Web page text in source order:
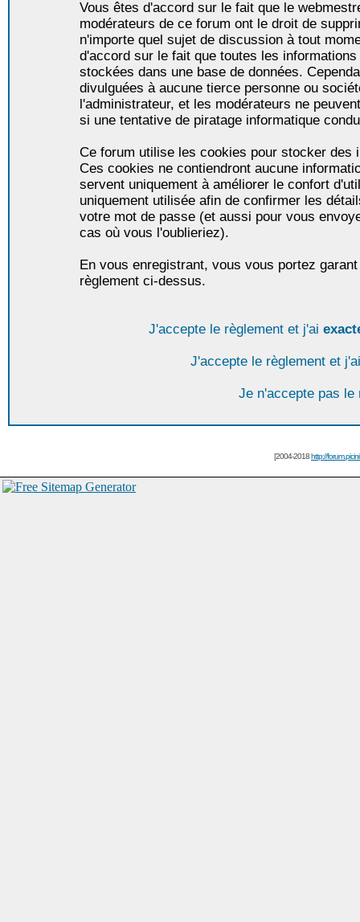
Vous êtes d'accord sur le fait que le
modérateurs de ce forum ont le droit de
n'importe quel sujet de discussion à tout
d'accord sur le fait que toutes les
stockées dans une base de données.
divulguées à aucune tierce personne ou
l'administrateur, et les modérateurs ne
si une tentative de piratage informatique
Ce forum utilise les cookies pour stocker des
Ces cookies ne contiendront aucune
servent uniquement à améliorer le confort
uniquement utilisée afin de confirmer les
votre mot de passe (et aussi pour vous
cas où vous l'oublieriez).
En vous enregistrant, vous vous portez
règlement ci-dessus.
J'accepte le règlement et j'ai
J'accepte le règlement et
Je n'accepte pas le
[2004-2018http://